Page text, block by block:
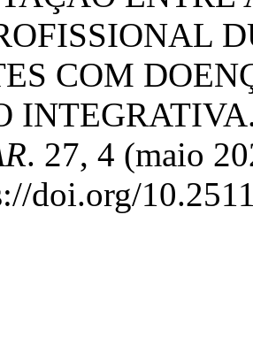
COM
. 27, 4 (maio
doi.org/